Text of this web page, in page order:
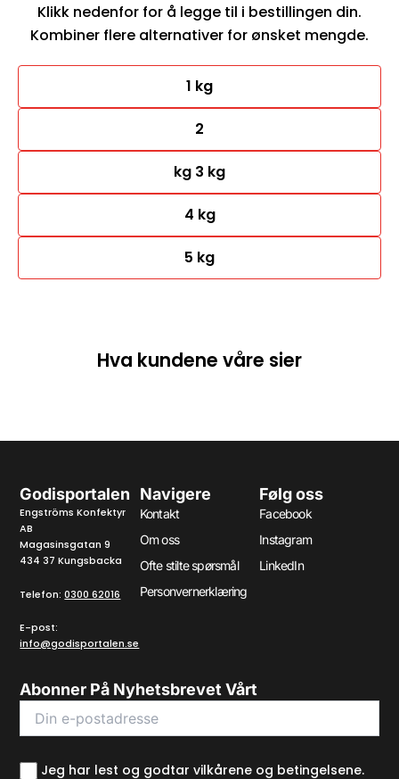
Klikk nedenfor for å legge til i bestillingen din.
Kombiner flere alternativer for ønsket mengde.
1 kg
2
kg 3 kg
4 kg
5 kg
Hva kundene våre sier
Godisportalen
Engströms Konfektyr
AB
Magasinsgatan 9
434 37 Kungsbacka
Telefon:0300 62016
E-post:
info@godisportalen.se
Navigere
Kontakt
Om oss
Ofte stilte spørsmål
Personvernerklæring
Følg oss
Facebook
Instagram
LinkedIn
Abonner På Nyhetsbrevet Vårt
Jeg har lest og godtar vilkårene og betingelsene.